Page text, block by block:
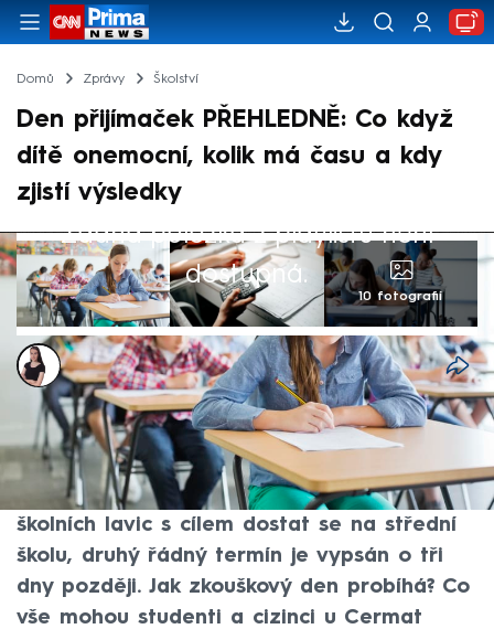
Domů Zprávy Školství
Den přijímaček PŘEHLEDNĚ: Co když
dítě onemocní, kolik má času a kdy
zjistí výsledky
Žádná položka z playlistu není
dostupná.
10 fotografií
Monika Kabourková
8. dub 2024, 08:21
Po novém systému podávání přihlášek
přicházejí přijímací zkoušky. Už 12. dubna
usednou první žáci devátých tříd do
školních lavic s cílem dostat se na střední
školu, druhý řádný termín je vypsán o tři
dny později. Jak zkouškový den probíhá? Co
vše mohou studenti a cizinci u Cermat